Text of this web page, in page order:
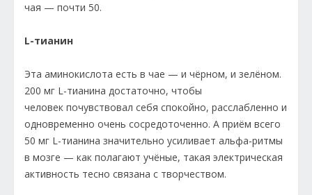
чая — почти 50.
L-тианин
Эта аминокислота есть в чае — и чёрном, и зелёном.
200 мг L-тианина достаточно, чтобы
человек почувствовал себя спокойно, расслабленно и
одновременно очень сосредоточенно. А приём всего
50 мг L-тианина значительно усиливает альфа-ритмы
в мозге — как полагают учёные, такая электрическая
активность тесно связана с творчеством.